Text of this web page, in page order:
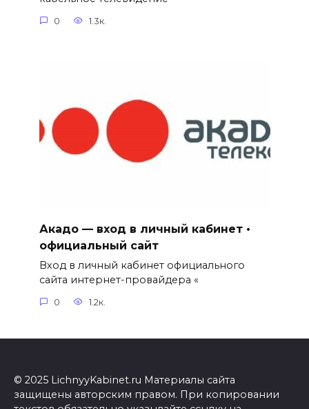
0 1.3к.
Акадо — вход в личный кабинет •
официальный сайт
Вход в личный кабинет официального
сайта интернет-провайдера «
0 1.2к.
© 2025 LichnyyKabinet.ru Материалы сайта
защищены авторским правом. При копировании